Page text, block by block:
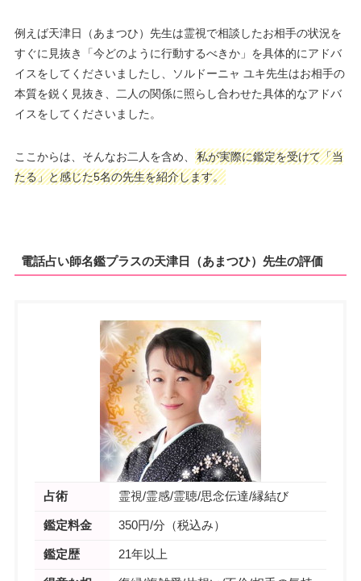
例えば天津日（あまつひ）先生は霊視で相談したお相手の状況を
すぐに見抜き「今どのように行動するべきか」を具体的にアドバ
イスをしてくださいましたし、ソルドーニャ ユキ先生はお相手の
本質を鋭く見抜き、二人の関係に照らし合わせた具体的なアドバ
イスをしてくださいました。
ここからは、そんなお二人を含め、
私が実際に鑑定を受けて「当
たる」と感じた5名の先生を紹介します。
電話占い師名鑑プラスの天津日（あまつひ）先生の評価
占術 霊視/霊感/霊聴/思念伝達/縁結び
鑑定料金 350円/分（税込み）
鑑定歴 21年以上